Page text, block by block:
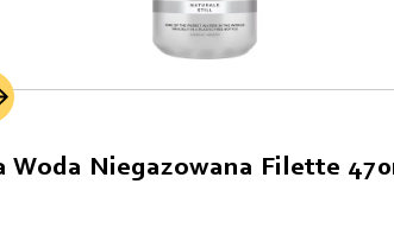
Woda Niegazowana Filette